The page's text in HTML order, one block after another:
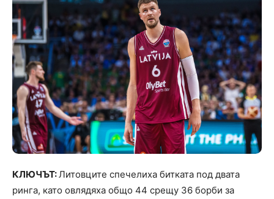
КЛЮЧЪТ:Литовците спечелиха битката под двата
ринга, като овлядяха общо 44 срещу 36 борби за